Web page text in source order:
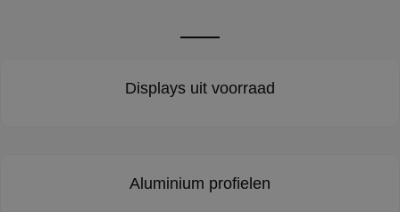
Displays uit voorraad
Aluminium profielen